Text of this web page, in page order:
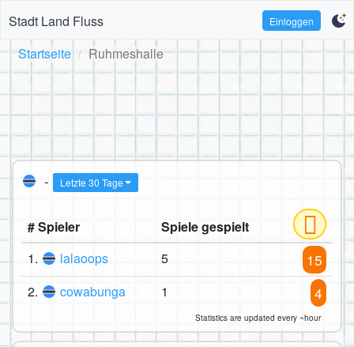
Stadt Land Fluss Einloggen
Startseite Ruhmeshalle
- Letzte 30 Tage
# Spieler
Spiele gespielt
1.
lalaoops 5 15
2. cowabunga 1 4
Statistics are updated every ~hour